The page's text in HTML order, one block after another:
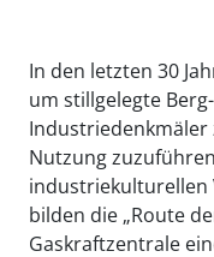
In den letzten 30
um stillgelegte
Nutzung
industriekulturellen
bilden die „Route
Gaskraftzentrale